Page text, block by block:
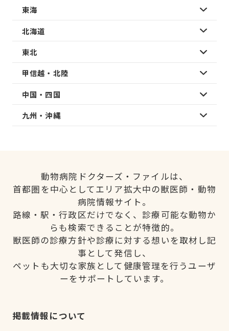
東海
北海道
東北
甲信越・北陸
中国・四国
九州・沖縄
動物病院ドクターズ・ファイルは、
首都圏を中心としてエリア拡大中の獣医師・動物
病院情報サイト。
路線・駅・行政区だけでなく、診療可能な動物か
らも検索できることが特徴的。
獣医師の診療方針や診療に対する想いを取材し記
事として発信し、
ペットも大切な家族として健康管理を行うユーザ
ーをサポートしています。
掲載情報について